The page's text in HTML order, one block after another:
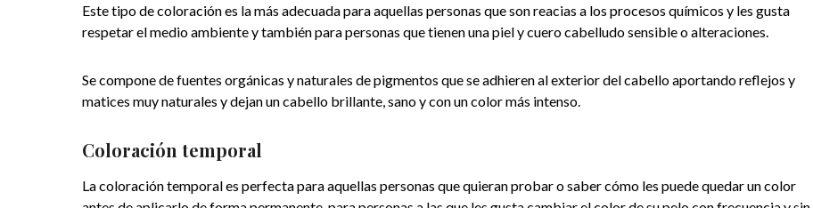
Este tipo de coloración es la más adecuada para aquellas personas que son reacias a los procesos químicos y les gusta
respetar el medio ambiente y también para personas que tienen una piel y cuero cabelludo sensible o alteraciones.
Se compone de fuentes orgánicas y naturales de pigmentos que se adhieren al exterior del cabello aportando reflejos y
matices muy naturales y dejan un cabello brillante, sano y con un color más intenso.
Coloración temporal
La coloración temporal es perfecta para aquellas personas que quieran probar o saber cómo les puede quedar un color